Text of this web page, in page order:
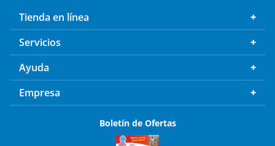
Tienda en línea
Servicios
Ayuda
Empresa
Boletín de Ofertas